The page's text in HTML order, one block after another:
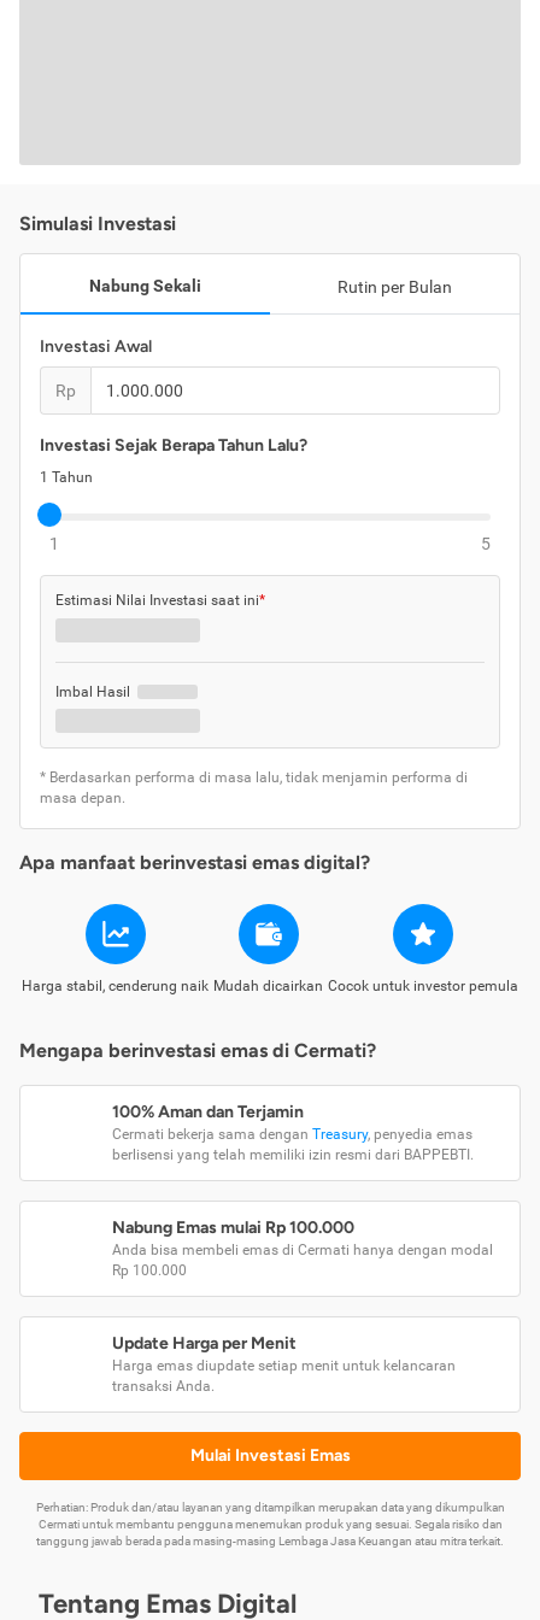
Simulasi Investasi
Nabung Sekali Rutin per Bulan
Investasi Awal
Rp
Investasi Sejak Berapa Tahun Lalu?
1 Tahun
1 5
Estimasi Nilai Investasi saat ini*
Imbal Hasil
* Berdasarkan performa di masa lalu, tidak menjamin performa di
masa depan.
Apa manfaat berinvestasi emas digital?
Harga stabil, cenderung naik Mudah dicairkan Cocok untuk investor pemula
Mengapa berinvestasi emas di Cermati?
100% Aman dan Terjamin
Cermati bekerja sama dengan Treasury, penyedia emas
berlisensi yang telah memiliki izin resmi dari BAPPEBTI.
Nabung Emas mulai Rp 100.000
Anda bisa membeli emas di Cermati hanya dengan modal
Rp 100.000
Update Harga per Menit
Harga emas diupdate setiap menit untuk kelancaran
transaksi Anda.
Mulai Investasi Emas
Perhatian: Produk dan/atau layanan yang ditampilkan merupakan data yang dikumpulkan
Cermati untuk membantu pengguna menemukan produk yang sesuai. Segala risiko dan
tanggung jawab berada pada masing-masing Lembaga Jasa Keuangan atau mitra terkait.
Tentang Emas Digital